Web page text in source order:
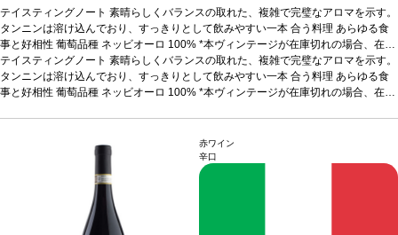
テイスティングノート 素晴らしくバランスの取れた、複雑で完璧なアロマを示す。
タンニンは溶け込んでおり、すっきりとして飲みやすい一本 合う料理 あらゆる食
事と好相性 葡萄品種 ネッビオーロ 100% *本ヴィンテージが在庫切れの場合、在庫
があり価格が同様の場合は自動的に次のヴィンテージに変更されます、ご了承くだ
さい。
テイスティングノート 素晴らしくバランスの取れた、複雑で完璧なアロマを示す。
タンニンは溶け込んでおり、すっきりとして飲みやすい一本 合う料理 あらゆる食
事と好相性 葡萄品種 ネッビオーロ 100% *本ヴィンテージが在庫切れの場合、在庫
赤ワイン
辛口